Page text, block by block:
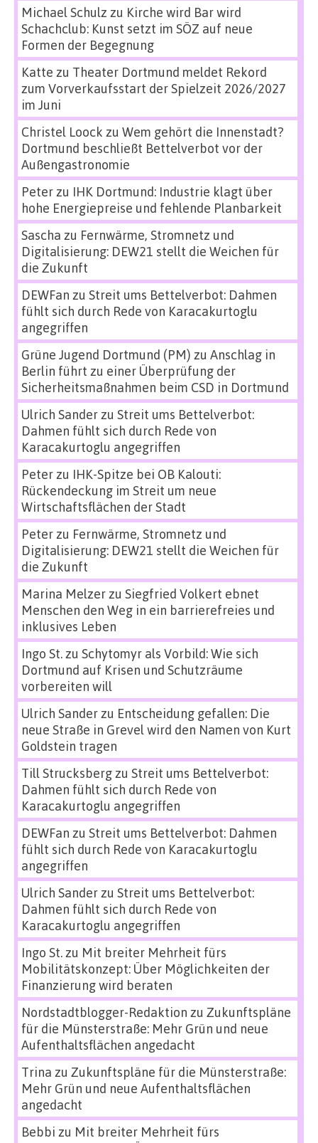
Michael Schulz zu Kirche wird Bar wird
Schachclub: Kunst setzt im SÖZ auf neue
Formen der Begegnung
Katte zu Theater Dortmund meldet Rekord
zum Vorverkaufsstart der Spielzeit 2026/2027
im Juni
Christel Loock zu Wem gehört die Innenstadt?
Dortmund beschließt Bettelverbot vor der
Außengastronomie
Peterzu IHK Dortmund: Industrie klagt über
hohe Energiepreise und fehlende Planbarkeit
Sascha zu Fernwärme, Stromnetz und
Digitalisierung: DEW21 stellt die Weichen für
die Zukunft
DEWFan zu Streit ums Bettelverbot: Dahmen
fühlt sich durch Rede von Karacakurtoglu
angegriffen
Grüne Jugend Dortmund (PM) zu Anschlag in
Berlin führt zu einer Überprüfung der
Sicherheitsmaßnahmen beim CSD in Dortmund
Ulrich Sanderzu Streit ums Bettelverbot:
Dahmen fühlt sich durch Rede von
Karacakurtoglu angegriffen
Peterzu IHK-Spitze bei OB Kalouti:
Rückendeckung im Streit um neue
Wirtschaftsflächen der Stadt
Peterzu Fernwärme, Stromnetz und
Digitalisierung: DEW21 stellt die Weichen für
die Zukunft
Marina Melzerzu Siegfried Volkert ebnet
Menschen den Weg in ein barrierefreies und
inklusives Leben
Ingo St.zu Schytomyr als Vorbild: Wie sich
Dortmund auf Krisen und Schutzräume
vorbereiten will
Ulrich Sanderzu Entscheidung gefallen: Die
neue Straße in Grevel wird den Namen von Kurt
Goldstein tragen
Till Strucksbergzu Streit ums Bettelverbot:
Dahmen fühlt sich durch Rede von
Karacakurtoglu angegriffen
DEWFan zu Streit ums Bettelverbot: Dahmen
fühlt sich durch Rede von Karacakurtoglu
angegriffen
Ulrich Sanderzu Streit ums Bettelverbot:
Dahmen fühlt sich durch Rede von
Karacakurtoglu angegriffen
Ingo St.zu Mit breiter Mehrheit fürs
Mobilitätskonzept: Über Möglichkeiten der
Finanzierung wird beraten
Nordstadtblogger-Redaktion zu Zukunftspläne
für die Münsterstraße: Mehr Grün und neue
Aufenthaltsflächen angedacht
Trina zu Zukunftspläne für die Münsterstraße:
Mehr Grün und neue Aufenthaltsflächen
angedacht
Bebbi zu Mit breiter Mehrheit fürs